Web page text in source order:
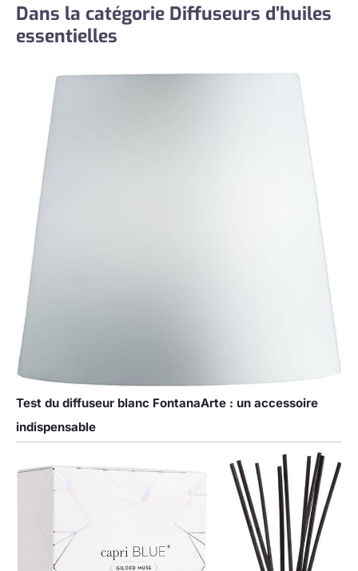
Dans la catégorie Diffuseurs d’huiles
essentielles
Test du diffuseur blanc FontanaArte : un accessoire
indispensable